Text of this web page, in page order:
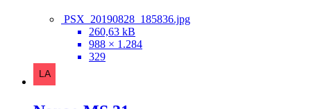
PSX_20190828_185836.jpg
260,63 kB
988 × 1.284
329